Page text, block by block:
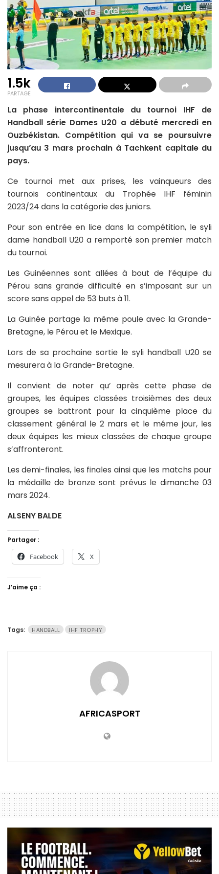
1.5k
PARTAGE
La phase intercontinentale du tournoi IHF de
Handball série Dames U20 a débuté mercredi en
Ouzbékistan. Compétition qui va se poursuivre
jusqu’au 3 mars prochain à Tachkent capitale du
pays.
Ce tournoi met aux prises, les vainqueurs des
tournois continentaux du Trophée IHF féminin
2023/24 dans la catégorie des juniors.
Pour son entrée en lice dans la compétition, le syli
dame handball U20 a remporté son premier match
du tournoi.
Les Guinéennes sont allées à bout de l’équipe du
Pérou sans grande difficulté en s’imposant sur un
score sans appel de 53 buts à 11.
La Guinée partage la même poule avec la Grande-
Bretagne, le Pérou et le Mexique.
Lors de sa prochaine sortie le syli handball U20 se
mesurera à la Grande-Bretagne.
Il convient de noter qu’ après cette phase de
groupes, les équipes classées troisièmes des deux
groupes se battront pour la cinquième place du
classement général le 2 mars et le même jour, les
deux équipes les mieux classées de chaque groupe
s’affronteront.
Les demi-finales, les finales ainsi que les matchs pour
la médaille de bronze sont prévus le dimanche 03
mars 2024.
ALSENY BALDE
Partager :
Facebook X
J’aime ça :
Tags: HANDBALL IHF TROPHY
AFRICASPORT